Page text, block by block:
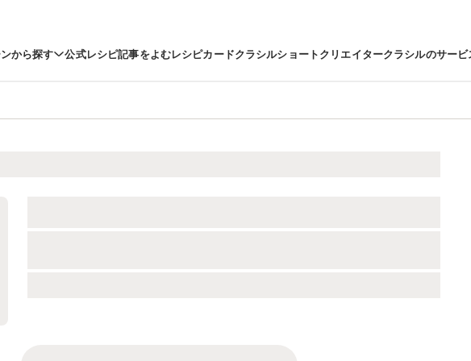
から探す 公式レシピ記事をよむレシピカードクラシルショートクリエイタークラシルのサービ